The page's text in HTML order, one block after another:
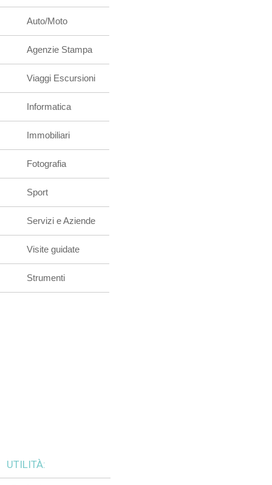
Auto/Moto
Agenzie Stampa
Viaggi Escursioni
Informatica
Immobiliari
Fotografia
Sport
Servizi e Aziende
Visite guidate
Strumenti
UTILITÀ: